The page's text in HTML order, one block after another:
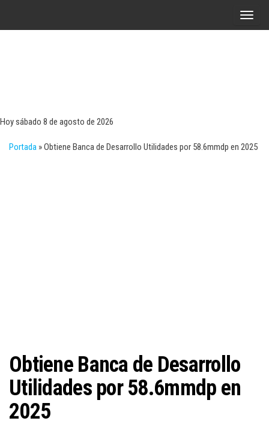
A
l
Hoy sábado 8 de agosto de 2026
Portada »Obtiene Banca de Desarrollo Utilidades por 58.6mmdp en 2025
Obtiene Banca de Desarrollo
Utilidades por 58.6mmdp en
2025